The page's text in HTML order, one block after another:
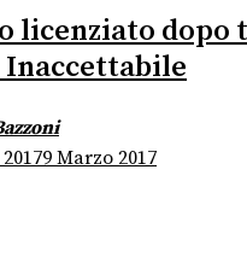
licenziato dopo
Inaccettabile
9 Marzo 2017